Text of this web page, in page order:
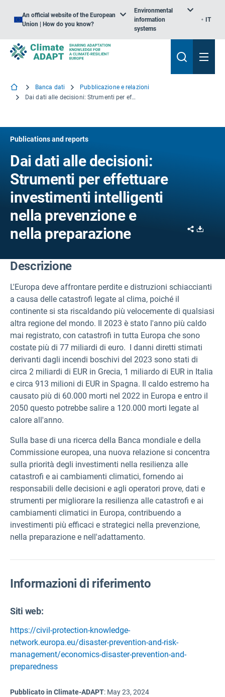
An official website of the European
Union | How do you know?
Environmental
information
systems
IT
Banca dati
Pubblicazione e relazioni
Dai dati alle decisioni: Strumenti per effettuare investimenti intelligenti nella prevenzione e nella preparazione
Publications and reports
Dai dati alle decisioni:
Strumenti per effettuare
investimenti intelligenti
nella prevenzione e
nella preparazione
Share
Descrizione
L'Europa deve affrontare perdite e distruzioni schiaccianti
a causa delle catastrofi legate al clima, poiché il
continente si sta riscaldando più velocemente di qualsiasi
altra regione del mondo. Il 2023 è stato l'anno più caldo
mai registrato, con catastrofi in tutta Europa che sono
costate più di 77 miliardi di euro. I danni diretti stimati
derivanti dagli incendi boschivi del 2023 sono stati di
circa 2 miliardi di EUR in Grecia, 1 miliardo di EUR in Italia
e circa 913 milioni di EUR in Spagna. Il caldo estremo ha
causato più di 60.000 morti nel 2022 in Europa e entro il
2050 questo potrebbe salire a 120.000 morti legate al
calore all'anno.
Sulla base di una ricerca della Banca mondiale e della
Commissione europea, una nuova relazione si concentra
sulla priorità degli investimenti nella resilienza alle
catastrofi e ai cambiamenti climatici, fornendo ai
responsabili delle decisioni e agli operatori prove, dati e
strumenti per migliorare la resilienza alle catastrofi e ai
cambiamenti climatici in Europa, contribuendo a
investimenti più efficaci e strategici nella prevenzione,
nella preparazione e nell'adattamento.
Informazioni di riferimento
Siti web:
https://civil-protection-knowledge-
network.europa.eu/disaster-prevention-and-risk-
management/economics-disaster-prevention-and-
preparedness
Pubblicato in Climate-ADAPT: May 23, 2024